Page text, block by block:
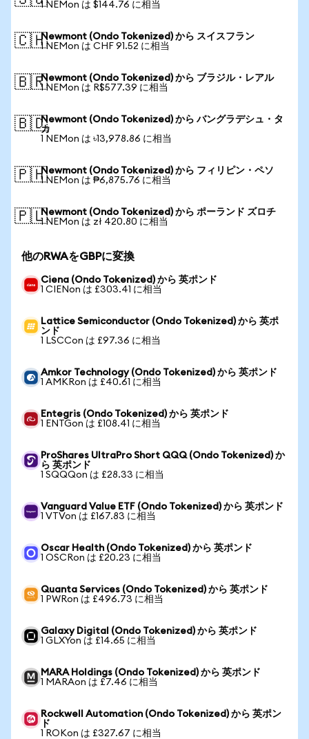
1 NEMon は $144.76 に相当
🇨🇭Newmont (Ondo Tokenized) から スイスフラン
1 NEMon は CHF 91.52 に相当
🇧🇷Newmont (Ondo Tokenized) から ブラジル・レアル
1 NEMon は R$577.39 に相当
🇧🇩Newmont (Ondo Tokenized) から バングラデシュ・タ
カ
1 NEMon は ৳13,978.86 に相当
🇵🇭Newmont (Ondo Tokenized) から フィリピン・ペソ
1 NEMon は ₱6,875.76 に相当
🇵🇱Newmont (Ondo Tokenized) から ポーランド ズロチ
1 NEMon は zł 420.80 に相当
他のRWAをGBPに変換
Ciena (Ondo Tokenized) から 英ポンド
1 CIENon は £303.41 に相当
Lattice Semiconductor (Ondo Tokenized) から 英ポ
ンド
1 LSCCon は £97.36 に相当
Amkor Technology (Ondo Tokenized) から 英ポンド
1 AMKRon は £40.61 に相当
Entegris (Ondo Tokenized) から 英ポンド
1 ENTGon は £108.41 に相当
ProShares UltraPro Short QQQ (Ondo Tokenized) か
ら 英ポンド
1 SQQQon は £28.33 に相当
Vanguard Value ETF (Ondo Tokenized) から 英ポンド
1 VTVon は £167.83 に相当
Oscar Health (Ondo Tokenized) から 英ポンド
1 OSCRon は £20.23 に相当
Quanta Services (Ondo Tokenized) から 英ポンド
1 PWRon は £496.73 に相当
Galaxy Digital (Ondo Tokenized) から 英ポンド
1 GLXYon は £14.65 に相当
MARA Holdings (Ondo Tokenized) から 英ポンド
1 MARAon は £7.46 に相当
Rockwell Automation (Ondo Tokenized) から 英ポン
ド
1 ROKon は £327.67 に相当